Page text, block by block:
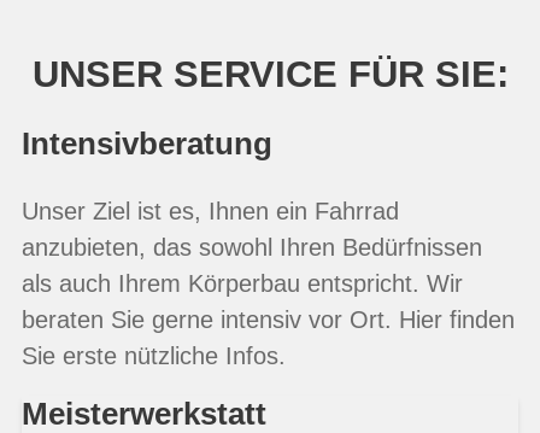
UNSER SERVICE FÜR SIE:
Intensivberatung
Unser Ziel ist es, Ihnen ein Fahrrad
anzubieten, das sowohl Ihren Bedürfnissen
als auch Ihrem Körperbau entspricht. Wir
beraten Sie gerne intensiv vor Ort. Hier finden
Sie erste nützliche Infos.
Meisterwerkstatt